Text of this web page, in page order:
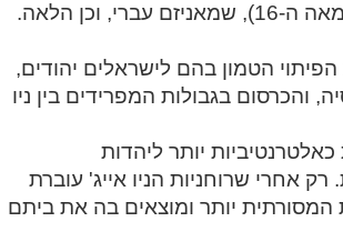
ריפוי בשופר, קואצ'ינג יהודי, טנטרה בהשראת האר"י (מקובל בן המאה ה-16), שמאניזם עברי, וכן הלאה.
הטמון בהם לישראלים יהודים,
בגבולות המפרידים בין ניו
יותר ליהדות
רק אחרי שרוחניות הניו אייג' עוברת
המסורתית יותר ומוצאים בה את ביתם